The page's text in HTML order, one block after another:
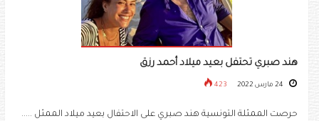
هند صبري تحتفل بعيد ميلاد أحمد رزق
423
حرصت الممثلة التونسية ​هند صبري​ على الاحتفال بعيد ميلاد الممثل .....